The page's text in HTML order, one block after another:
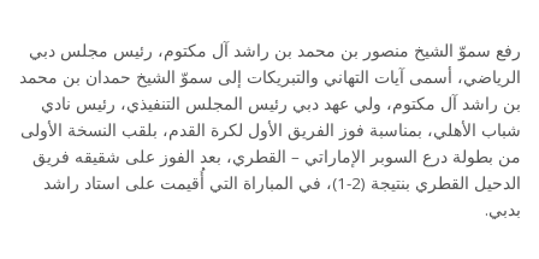
رفع سموّ الشيخ منصور بن محمد بن راشد آل مكتوم، رئيس مجلس دبي
الرياضي، أسمى آيات التهاني والتبريكات إلى سموّ الشيخ حمدان بن محمد
بن راشد آل مكتوم، ولي عهد دبي رئيس المجلس التنفيذي، رئيس نادي
شباب الأهلي، بمناسبة فوز الفريق الأول لكرة القدم، بلقب النسخة الأولى
من بطولة درع السوبر الإماراتي – القطري، بعد الفوز على شقيقه فريق
الدحيل القطري بنتيجة (2-1)، في المباراة التي أُقيمت على استاد راشد
بدبي.